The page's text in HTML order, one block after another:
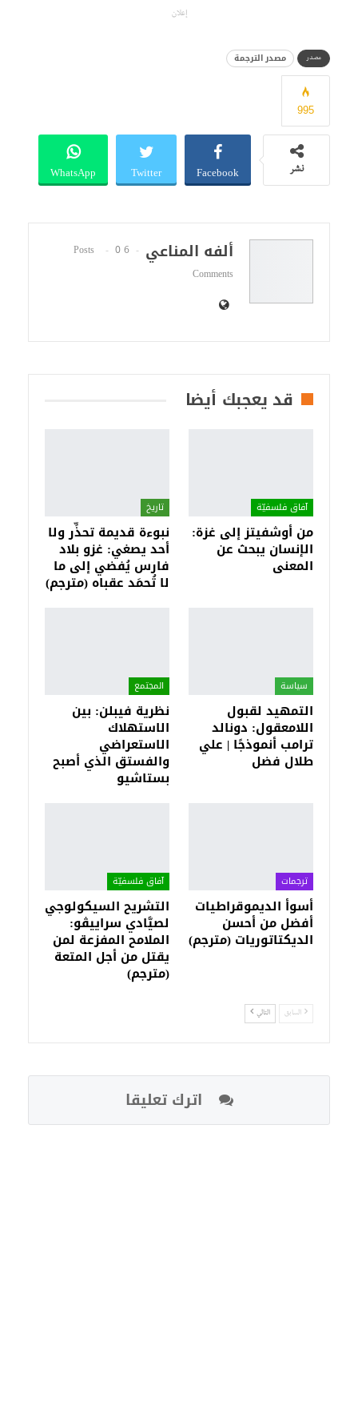
إعلان
مصدر مصدر الترجمة
995
نشر Facebook
Twitter
WhatsApp
ألفه المناعي 6 Posts
0
Comments
قد يعجبك أيضا
آفاق فلسفيّة‎
من أوشفيتز إلى غزة:
الإنسان يبحث عن
المعنى
تاريخ
نبوءة قديمة تحذِّر ولا
أحد يصغي: غزو بلاد
فارس يُفضي إلى ما
لا تُحمَد عقباه (مترجم)
سياسة
التمهيد لقبول
اللامعقول: دونالد
ترامب أنموذجًا | علي
طلال فضل
المجتمع
نظرية فيبلن: بين
الاستهلاك
الاستعراضي
والفستق الذي أصبح
بستاشيو
ترجمات
أسوأ الديموقراطيات
أفضل من أحسن
الديكتاتوريات (مترجم)
آفاق فلسفيّة‎
التشريح السيكولوجي
لصيَّادي سراييڤو:
الملامح المفزعة لمن
يقتل من أجل المتعة
(مترجم)
السابق التالي
اترك تعليقا